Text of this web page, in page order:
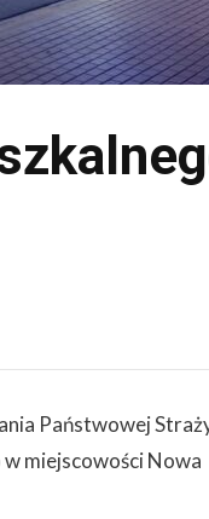
Państwowej
w miejscowości Nowa